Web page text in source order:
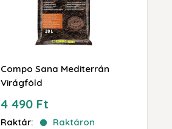
Compo Sana Mediterrán
Virágföld
Akciós
ár
4 490 Ft
Raktár: Raktáron